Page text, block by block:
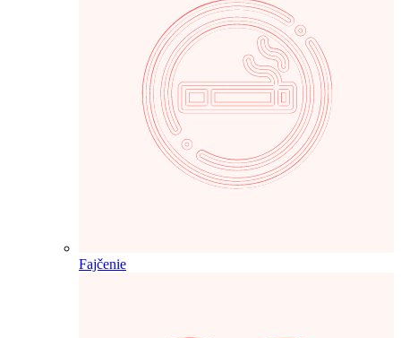
Fajčenie